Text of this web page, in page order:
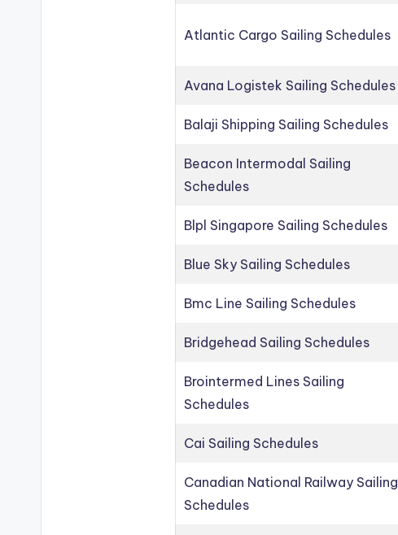
Atlantic Cargo Sailing Schedules
Avana Logistek Sailing Schedules
Balaji Shipping Sailing Schedules
Beacon Intermodal Sailing
Schedules
Blpl Singapore Sailing Schedules
Blue Sky Sailing Schedules
Bmc Line Sailing Schedules
Bridgehead Sailing Schedules
Brointermed Lines Sailing
Schedules
Cai Sailing Schedules
Canadian National Railway Sailing
Schedules